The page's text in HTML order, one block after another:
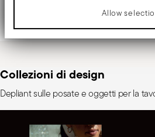
Allow
Collezioni di design
Depliant sulle posate e oggetti per la